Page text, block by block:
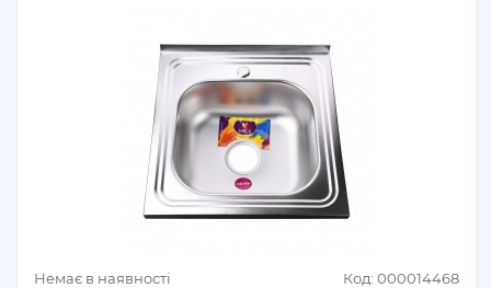
Немає в наявності Код: 000014468